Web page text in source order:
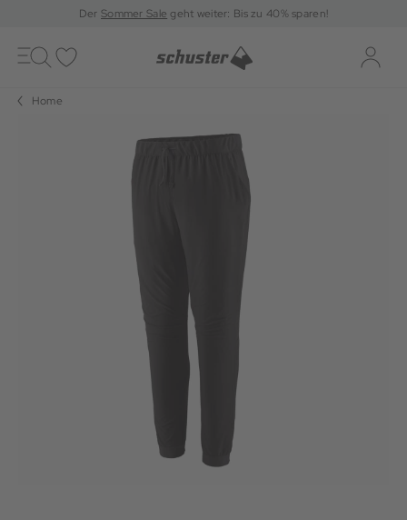
DerSommer Sale geht weiter: Bis zu 40% sparen!
Toggle
navigation
Home